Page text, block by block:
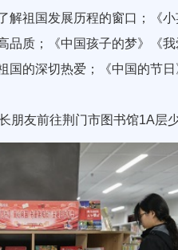
祖国发展历程的窗口；《
质；《中国孩子的梦》《
的深切热爱；《中国的节
友前往荆门市图书馆1A层少